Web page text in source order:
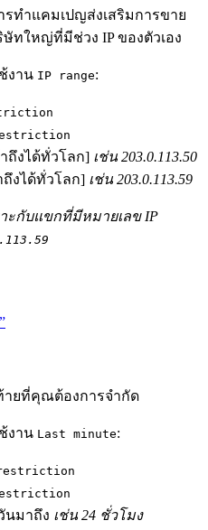
ทำแคมเปญส่งเสริมการขาย
ทใหญ่ที่มีช่วง IP ของตัวเอง
งาน IP range:
ถึงได้ทั่วโลก] เช่น 203.0.113.50
ถึงได้ทั่วโลก] เช่น 203.0.113.59
ะกับแขกที่มีหมายเลข IP
ายที่คุณต้องการจำกัด
งาน Last minute:
นมาถึง เช่น 24 ชั่วโมง